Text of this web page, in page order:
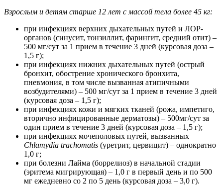
Взрослым и детям старше 12 лет с массой тела более 45 кг:
при инфекциях верхних дыхательных путей и ЛОР-
органов (синусит, тонзиллит, фарингит, средний отит) –
500 мг/сут за 1 прием в течение 3 дней (курсовая доза –
1,5 г);
при инфекциях нижних дыхательных путей (острый
бронхит, обострение хронического бронхита,
пневмония, в том числе вызванная атипичными
возбудителями) – 500 мг/сут за 1 прием в течение 3 дней
(курсовая доза – 1,5 г);
при инфекциях кожи и мягких тканей (рожа, импетиго,
вторично инфицированные дерматозы) – 500мг/сут за
один прием в течение 3 дней (курсовая доза – 1,5 г);
при инфекциях мочеполовых путей, вызванных
Chlamydia trachomatis (уретрит, цервицит) – однократно
1,0 г;
при болезни Лайма (боррелиоз) в начальной стадии
(эритема мигрирующая) – 1,0 г в первый день и по 500
мг ежедневно со 2 по 5 день (курсовая доза – 3,0 г).